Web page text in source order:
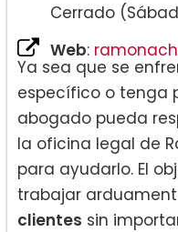
Cerrado
Web:
Ya sea que se
específico o tenga
abogado pueda
la oficina legal de
para ayudarlo. El
trabajar
clientes sin